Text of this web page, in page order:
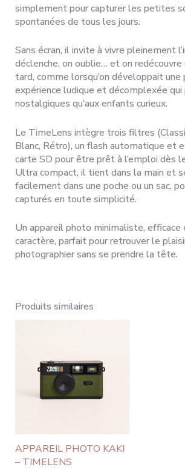
simplement pour capturer les petites
spontanées de tous les jours.
Sans écran, il invite à vivre pleinement
déclenche, on oublie… et on
tard, comme lorsqu’on développait une
expérience ludique et décomplexée qui
nostalgiques qu’aux enfants curieux.
Le TimeLens intègre trois filtres
Blanc, Rétro), un flash automatique et
carte SD pour être prêt à l’emploi dès
Ultra compact, il tient dans la main et
facilement dans une poche ou un sac,
capturés en toute simplicité.
Un appareil photo minimaliste, efficace
caractère, parfait pour retrouver le
photographier sans se prendre la tête.
Produits similaires
APPAREIL PHOTO KAKI
– TIMELENS